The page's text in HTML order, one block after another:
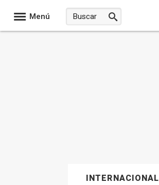
Menú
INTERNACIONAL